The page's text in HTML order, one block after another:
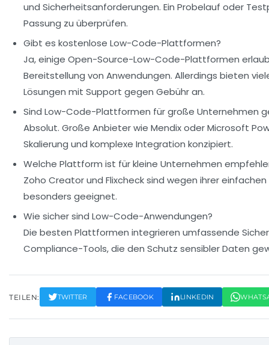
und Sicherheitsanforderungen. Ein Probelauf oder
Passung zu überprüfen.
Gibt es kostenlose Low-Code-Plattformen?
Ja, einige Open-Source-Low-Code-Plattformen
Bereitstellung von Anwendungen. Allerdings bieten
Lösungen mit Support gegen Gebühr an.
Sind Low-Code-Plattformen für große Unternehmen
Absolut. Große Anbieter wie Mendix oder Microsoft
Skalierung und komplexe Integration konzipiert.
Welche Plattform ist für kleine Unternehmen
Zoho Creator und Flixcheck sind wegen ihrer
besonders geeignet.
Wie sicher sind Low-Code-Anwendungen?
Die besten Plattformen integrieren umfassende
Compliance-Tools, die den Schutz sensibler Daten
TEILEN: TWITTER FACEBOOK LINKEDIN